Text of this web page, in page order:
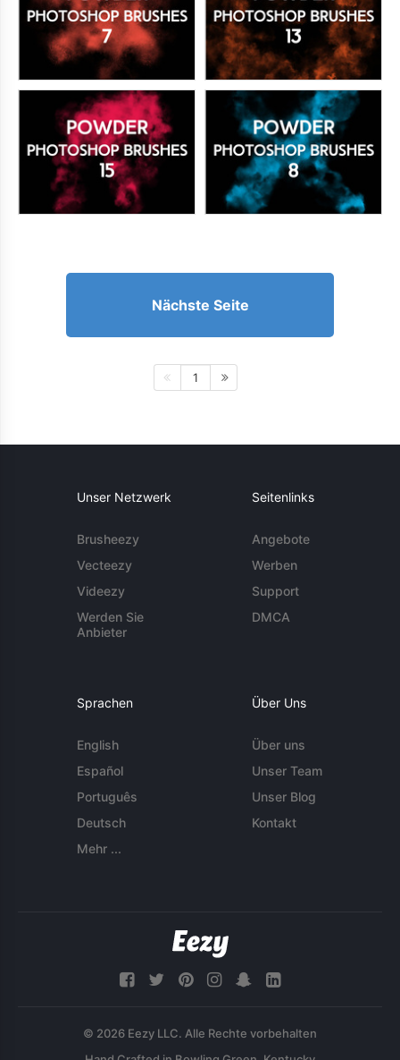
Nächste Seite
1
Unser Netzwerk
Brusheezy
Vecteezy
Videezy
Werden Sie
Anbieter
Seitenlinks
Angebote
Werben
Support
DMCA
Sprachen
English
Español
Português
Deutsch
Mehr ...
Über Uns
Über uns
Unser Team
Unser Blog
Kontakt
© 2026 Eezy LLC. Alle Rechte vorbehalten